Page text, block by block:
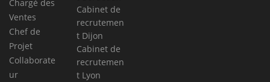
Chargé des
Ventes
Chef de
Projet
Collaborate
ur
Cabinet de
recrutemen
t Dijon
Cabinet de
recrutemen
t Lyon